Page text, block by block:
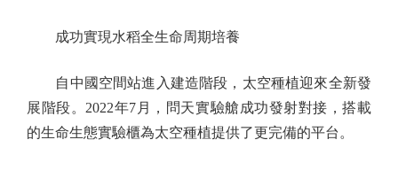
成功實現水稻全生命周期培養
自中國空間站進入建造階段，太空種植迎來全新發
展階段。2022年7月，問天實驗艙成功發射對接，搭載
的生命生態實驗櫃為太空種植提供了更完備的平台。